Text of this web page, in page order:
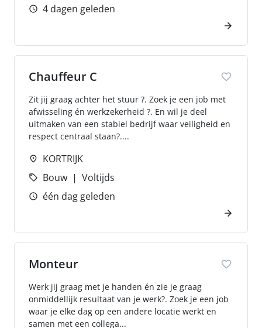
4 dagen geleden
Chauffeur C
Zit jij graag achter het stuur ?. Zoek je een job met
afwisseling én werkzekerheid ?. En wil je deel
uitmaken van een stabiel bedrijf waar veiligheid en
respect centraal staan?....
KORTRIJK
Bouw
Voltijds
één dag geleden
Monteur
Werk jij graag met je handen én zie je graag
onmiddellijk resultaat van je werk?. Zoek je een job
waar je elke dag op een andere locatie werkt en
samen met een collega...